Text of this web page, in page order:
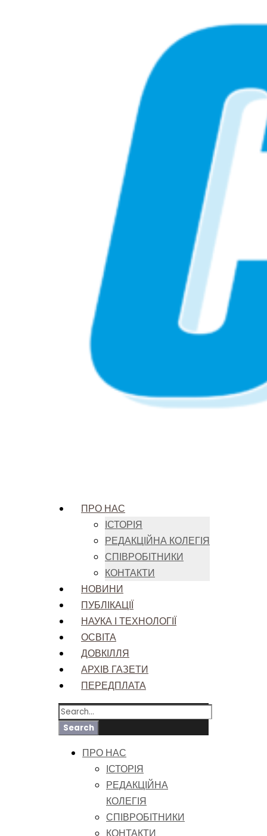
ПРО НАС
ІСТОРІЯ
РЕДАКЦІЙНА КОЛЕГІЯ
СПІВРОБІТНИКИ
КОНТАКТИ
НОВИНИ
ПУБЛІКАЦІЇ
НАУКА І ТЕХНОЛОГІЇ
ОСВІТА
ДОВКІЛЛЯ
АРХІВ ГАЗЕТИ
ПЕРЕДПЛАТА
ПРО НАС
ІСТОРІЯ
РЕДАКЦІЙНА
КОЛЕГІЯ
СПІВРОБІТНИКИ